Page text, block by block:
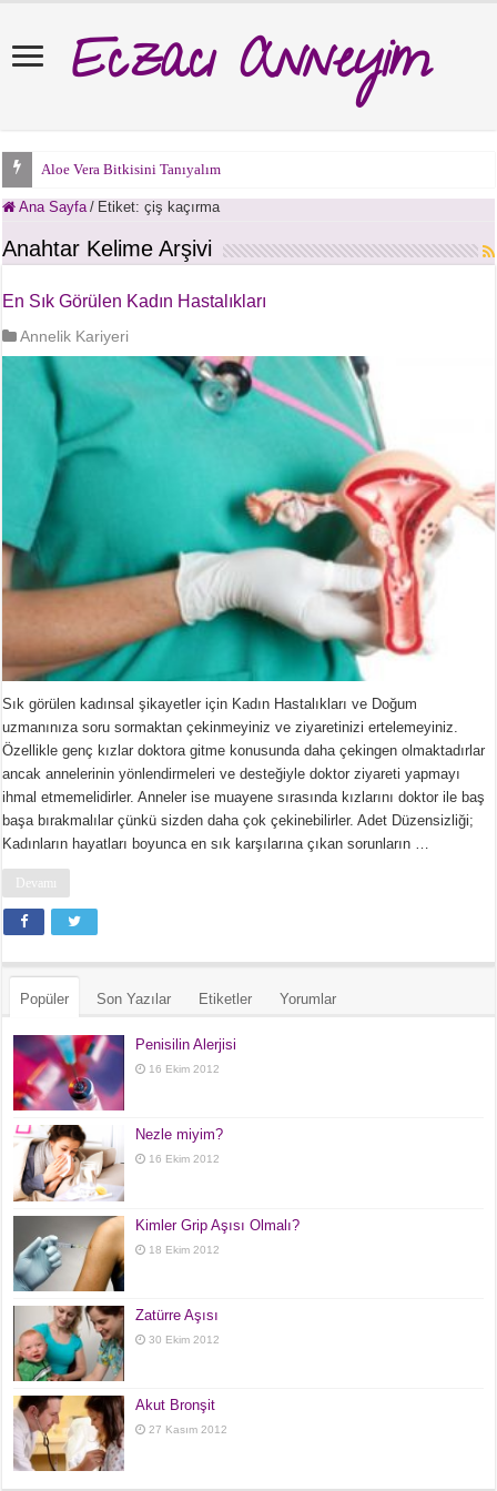
Eczacı Anneyim
Aloe Vera Bitkisini Tanıyalım
Ana Sayfa / Etiket:çiş kaçırma
Anahtar Kelime Arşivi
En Sık Görülen Kadın Hastalıkları
Annelik Kariyeri
Sık görülen kadınsal şikayetler için Kadın Hastalıkları ve Doğum
uzmanınıza soru sormaktan çekinmeyiniz ve ziyaretinizi ertelemeyiniz.
Özellikle genç kızlar doktora gitme konusunda daha çekingen olmaktadırlar
ancak annelerinin yönlendirmeleri ve desteğiyle doktor ziyareti yapmayı
ihmal etmemelidirler. Anneler ise muayene sırasında kızlarını doktor ile baş
başa bırakmalılar çünkü sizden daha çok çekinebilirler. Adet Düzensizliği;
Kadınların hayatları boyunca en sık karşılarına çıkan sorunların …
Devamı
Popüler Son Yazılar Etiketler Yorumlar
Penisilin Alerjisi
16 Ekim 2012
Nezle miyim?
16 Ekim 2012
Kimler Grip Aşısı Olmalı?
18 Ekim 2012
Zatürre Aşısı
30 Ekim 2012
Akut Bronşit
27 Kasım 2012